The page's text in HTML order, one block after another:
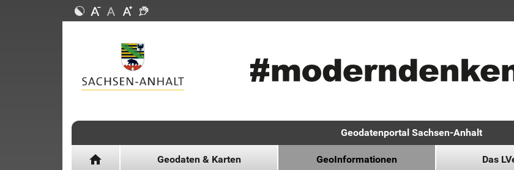
Geodatenportal Sachsen-Anhalt
home Geodaten & Karten GeoInformationen Das